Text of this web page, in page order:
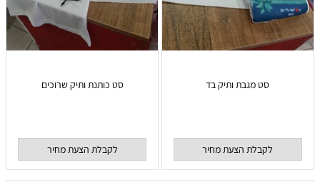
סט מגבת ותיק בד
לקבלת הצעת מחיר
סט כותנת ותיק שרוכים
לקבלת הצעת מחיר